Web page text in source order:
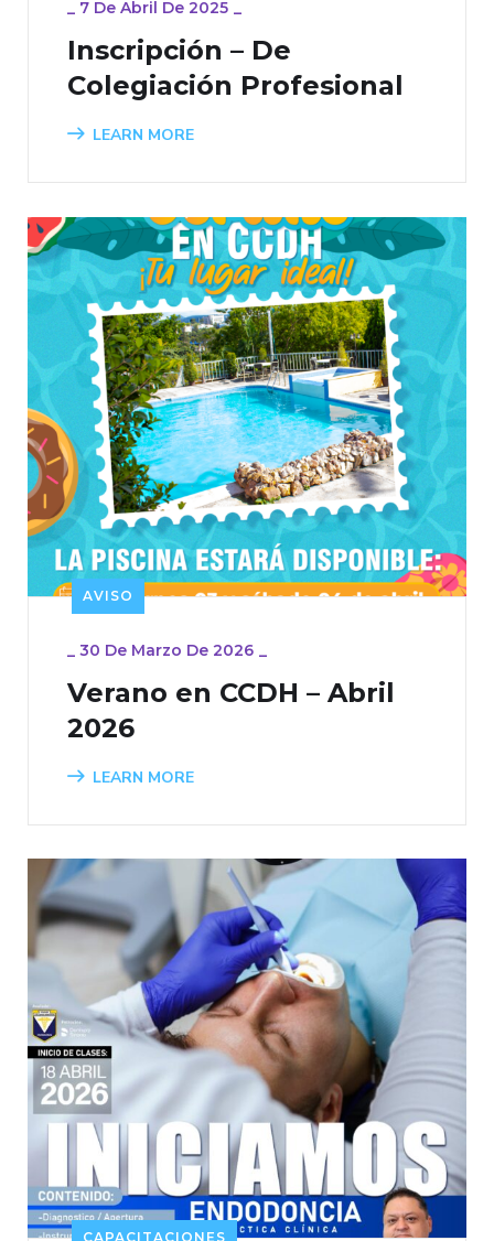
_ 7 De Abril De 2025 _
Inscripción – De
Colegiación Profesional
LEARN MORE
AVISO
_ 30 De Marzo De 2026 _
Verano en CCDH – Abril
2026
LEARN MORE
CAPACITACIONES